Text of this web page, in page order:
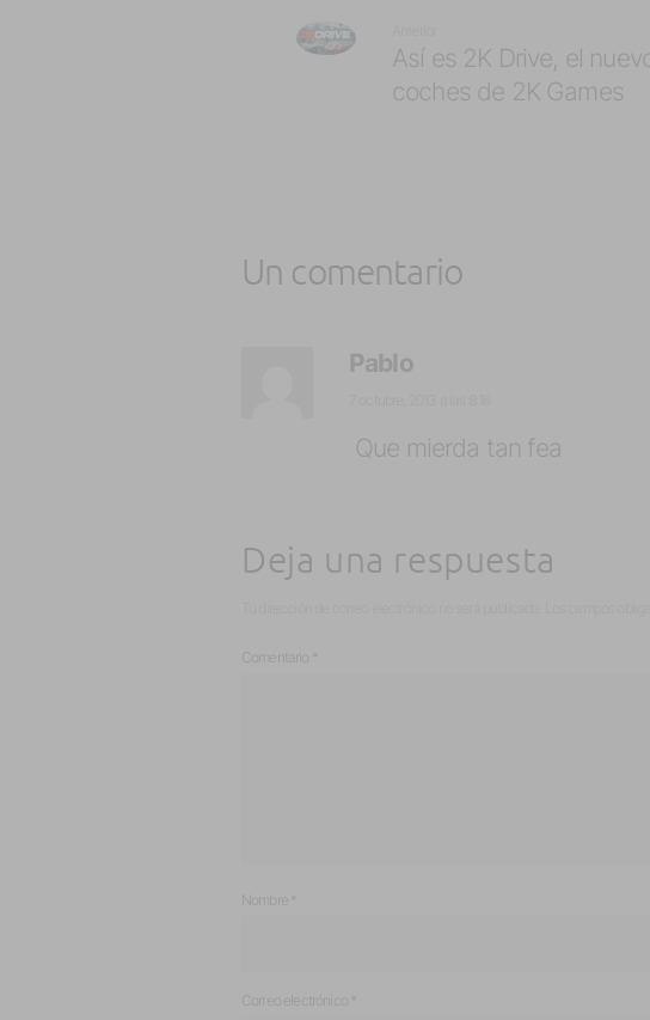
Así es 2K Drive, el
coches de 2K Games
Un comentario
Pablo
Que mierda tan fea
Deja una respuesta
Comentario
Nombre
Correo electrónico